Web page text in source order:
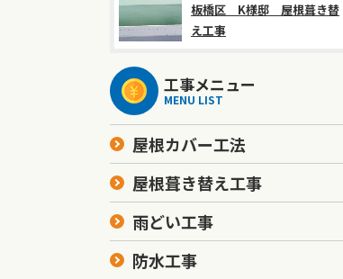
板橋区 K様邸 屋根葺き替
え工事
工事メニュー
MENU LIST
屋根カバー工法
屋根葺き替え工事
雨どい工事
防水工事